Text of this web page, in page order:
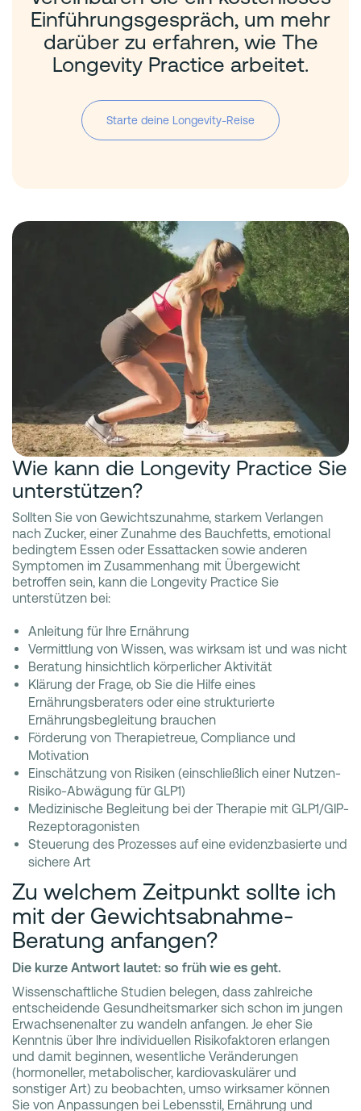
Einführungsgespräch, um mehr
darüber zu erfahren, wie The
Longevity Practice arbeitet.
Starte deine Longevity-Reise
Wie kann die Longevity Practice Sie
unterstützen?
Sollten Sie von Gewichtszunahme, starkem Verlangen
nach Zucker, einer Zunahme des Bauchfetts, emotional
bedingtem Essen oder Essattacken sowie anderen
Symptomen im Zusammenhang mit Übergewicht
betroffen sein, kann die Longevity Practice Sie
unterstützen bei:
Anleitung für Ihre Ernährung
Vermittlung von Wissen, was wirksam ist und was nicht
Beratung hinsichtlich körperlicher Aktivität
Klärung der Frage, ob Sie die Hilfe eines
Ernährungsberaters oder eine strukturierte
Ernährungsbegleitung brauchen
Förderung von Therapietreue, Compliance und
Motivation
Einschätzung von Risiken (einschließlich einer Nutzen-
Risiko-Abwägung für GLP1)
Medizinische Begleitung bei der Therapie mit GLP1/GIP-
Rezeptoragonisten
Steuerung des Prozesses auf eine evidenzbasierte und
sichere Art
Zu welchem Zeitpunkt sollte ich
mit der Gewichtsabnahme-
Beratung anfangen?
Die kurze Antwort lautet: so früh wie es geht.
Wissenschaftliche Studien belegen, dass zahlreiche
entscheidende Gesundheitsmarker sich schon im jungen
Erwachsenenalter zu wandeln anfangen. Je eher Sie
Kenntnis über Ihre individuellen Risikofaktoren erlangen
und damit beginnen, wesentliche Veränderungen
(hormoneller, metabolischer, kardiovaskulärer und
sonstiger Art) zu beobachten, umso wirksamer können
Sie von Anpassungen bei Lebensstil, Ernährung und